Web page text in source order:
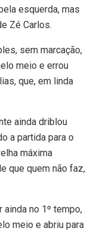
esquerda, mas
Zé Carlos.
sem marcação,
meio e errou
que, em linda
ainda driblou
a partida para o
máxima
que quem não faz,
no 1º tempo,
meio e abriu para